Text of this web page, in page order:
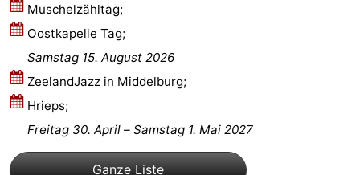
Natur
Walcherse
bos
-
Vlissingen
Middelburg
Zeeuws-
Vlaanderen
Nieuwvliet
-
Muschelzähltag;
Oostkapelle Tag;
Samstag 15. August 2026
ZeelandJazz in Middelburg;
Hrieps;
Freitag 30. April – Samstag 1. Mai 2027
Ganze Liste